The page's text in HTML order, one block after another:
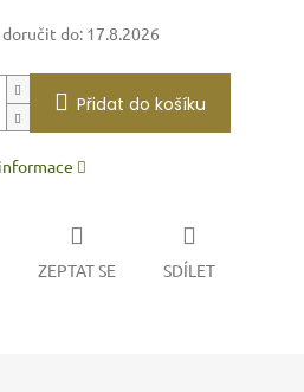
do: 17.8.2026
Přidat do košíku
ZEPTAT SE SDÍLET